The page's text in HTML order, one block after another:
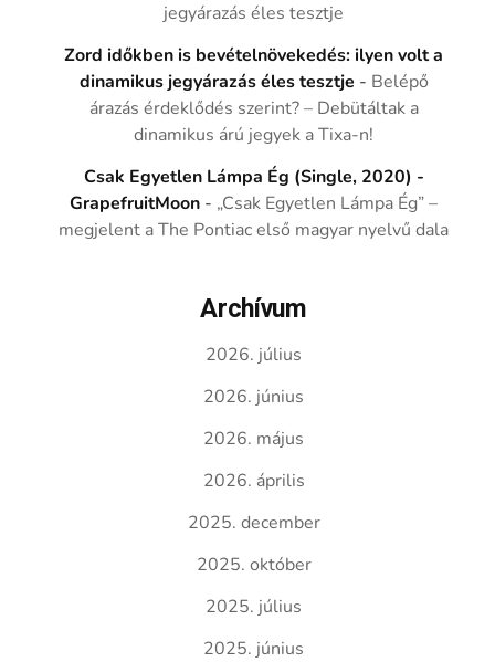
jegyárazás éles tesztje
Zord időkben is bevételnövekedés: ilyen volt a
dinamikus jegyárazás éles tesztje - Belépő
árazás érdeklődés szerint? – Debütáltak a
dinamikus árú jegyek a Tixa-n!
Csak Egyetlen Lámpa Ég (Single, 2020) -
GrapefruitMoon - „Csak Egyetlen Lámpa Ég” –
megjelent a The Pontiac első magyar nyelvű dala
Archívum
2026. július
2026. június
2026. május
2026. április
2025. december
2025. október
2025. július
2025. június